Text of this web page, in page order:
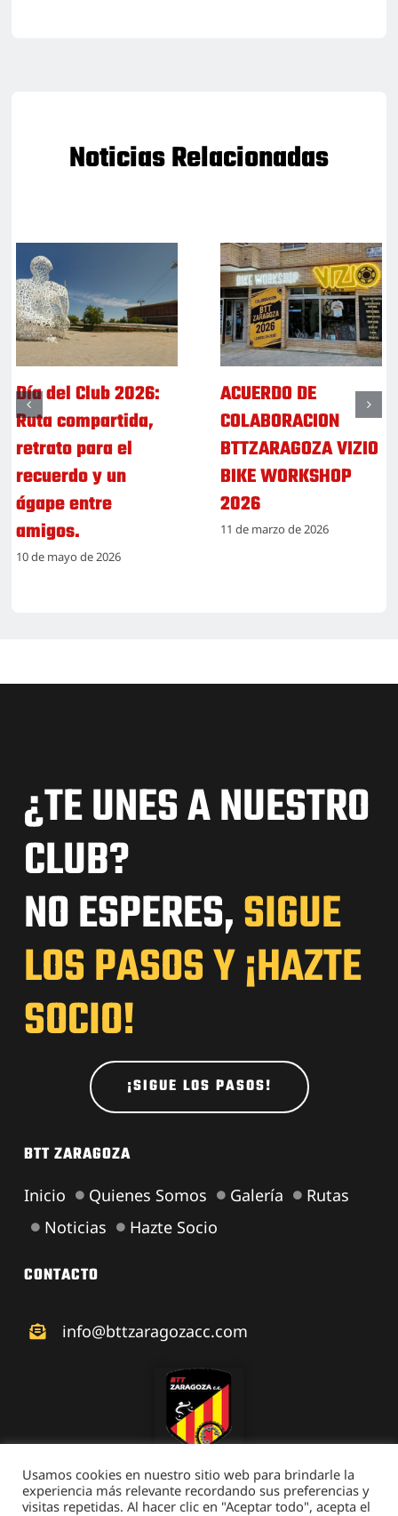
Noticias Relacionadas
Día del Club 2026:
Ruta compartida,
retrato para el
recuerdo y un
ágape entre
amigos.
10 de mayo de 2026
ACUERDO DE
COLABORACION
BTTZARAGOZA VIZIO
BIKE WORKSHOP
2026
11 de marzo de 2026
¿TE UNES A NUESTRO
CLUB?
NO ESPERES,SIGUE
LOS PASOS Y ¡HAZTE
SOCIO!
¡SIGUE LOS PASOS!
BTT ZARAGOZA
Inicio Quienes Somos Galería
Rutas
Noticias
Hazte Socio
CONTACTO
info@bttzaragozacc.com
Usamos cookies en nuestro sitio web para brindarle la
experiencia más relevante recordando sus preferencias y
visitas repetidas. Al hacer clic en "Aceptar todo", acepta el